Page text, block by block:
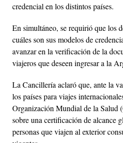
credencial en los distintos países.
En simultáneo, se requirió que los
cuáles son sus modelos de
avanzar en la verificación de la
viajeros que deseen ingresar a la
La Cancillería aclaró que, ante la
los países para viajes
Organización Mundial de la Salud
sobre una certificación de alcance
personas que viajen al exterior